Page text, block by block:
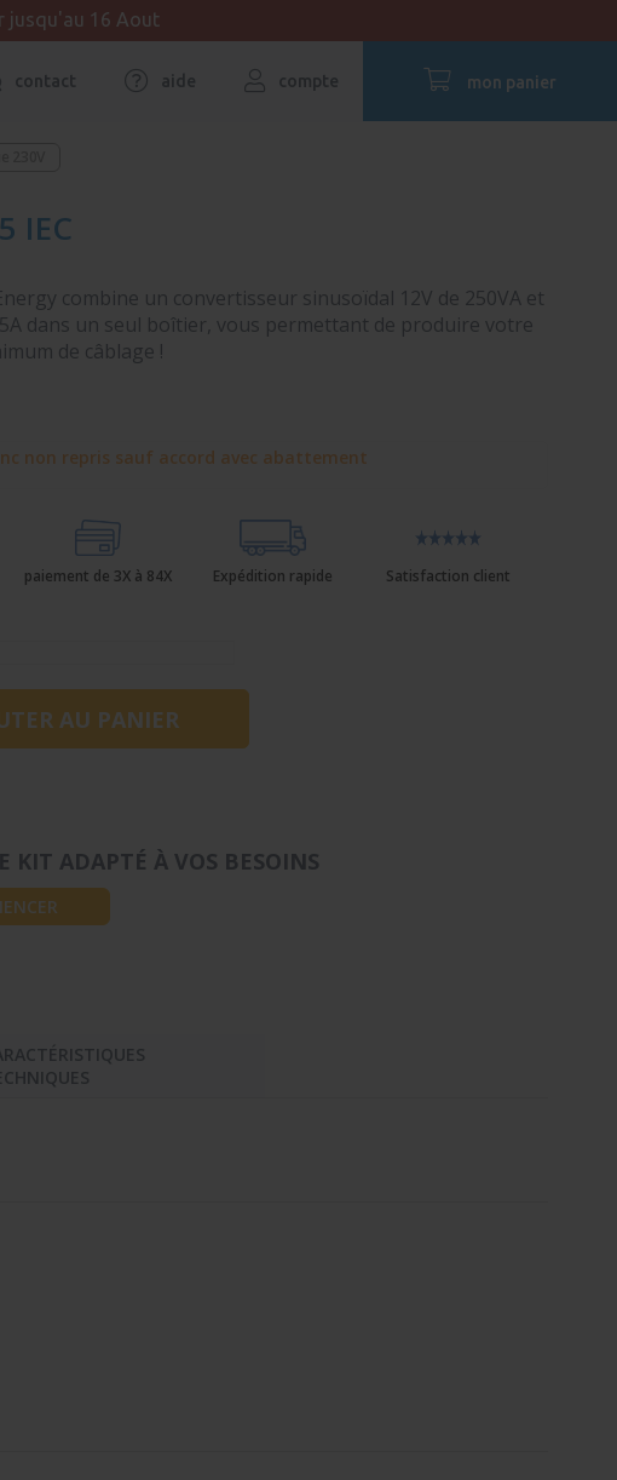
jusqu'au 16 Aout
contact aide compte mon panier
IEC
combine un convertisseur sinusoïdal 12V de 250VA et
dans un seul boîtier, vous permettant de produire votre
de câblage !
non repris sauf accord avec abattement
paiement de 3X à 84X Expédition rapide Satisfaction client
KIT ADAPTÉ À VOS BESOINS